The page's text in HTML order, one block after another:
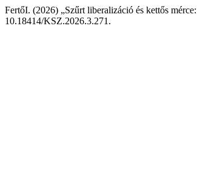
FertőI. (2026) „Szűrt liberalizáció és kettős
10.18414/KSZ.2026.3.271.